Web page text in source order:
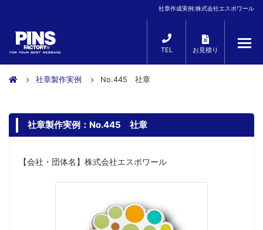
社章作成実例:株式会社エスポワール
TEL お見積り
社章製作実例 No.445 社章
社章製作実例：No.445 社章
【会社・団体名】株式会社エスポワール